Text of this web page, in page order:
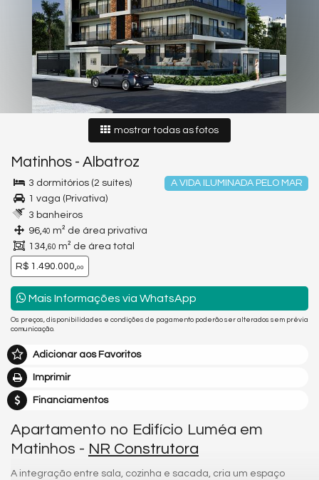
mostrar todas as fotos
Matinhos - Albatroz
A VIDA ILUMINADA PELO MAR
3 dormitórios (2 suítes)
1 vaga (Privativa)
3 banheiros
96,40 m² de área privativa
134,60 m² de área total
R$ 1.490.000,00
Mais Informações via WhatsApp
Os preços, disponibilidades e condições de pagamento poderão ser alterados sem prévia
comunicação.
Adicionar aos Favoritos
Imprimir
Financiamentos
Apartamento no Edifício Luméa em
Matinhos - NR Construtora
A integração entre sala, cozinha e sacada, cria um espaço